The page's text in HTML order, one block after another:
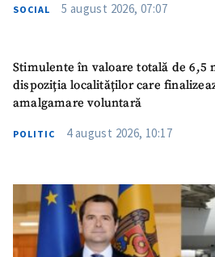
SOCIAL 5 august 2026, 07:07
Stimulente în valoare totală de 6,5
dispoziția localităților care
amalgamare voluntară
POLITIC 4 august 2026, 10:17